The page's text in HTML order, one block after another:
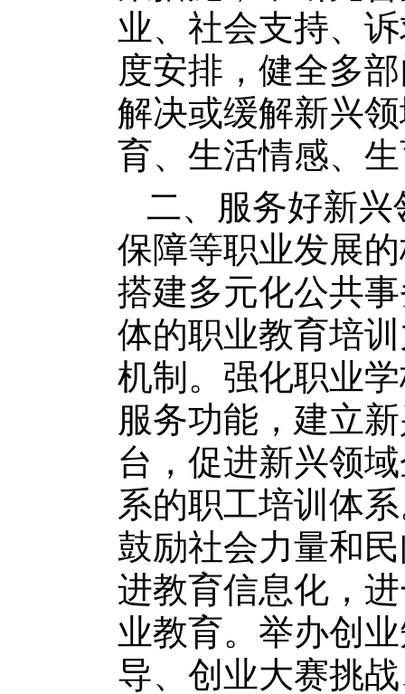
业、社会支持、
度安排，健全多
解决或缓解新兴
育、生活情感、
二、服务好新
保障等职业发展
搭建多元化公共
体的职业教育培
机制。强化职业
服务功能，建立
台，促进新兴领
系的职工培训体
鼓励社会力量和
进教育信息化，
业教育。举办创
导、创业大赛挑